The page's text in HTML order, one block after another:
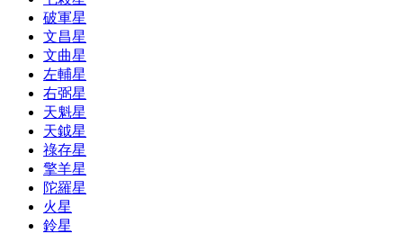
破軍星
文昌星
文曲星
左輔星
右弼星
天魁星
天鉞星
祿存星
擎羊星
陀羅星
火星
鈴星